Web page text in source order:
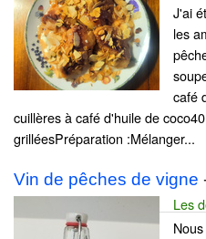
J'ai
les
café
cuillères à café d'huile de
grilléesPréparation :Mélanger...
Vin de pêches de vigne
Les